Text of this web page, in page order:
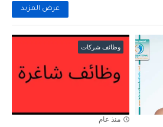
عرض المزيد
وظائف شركات
منذ عام